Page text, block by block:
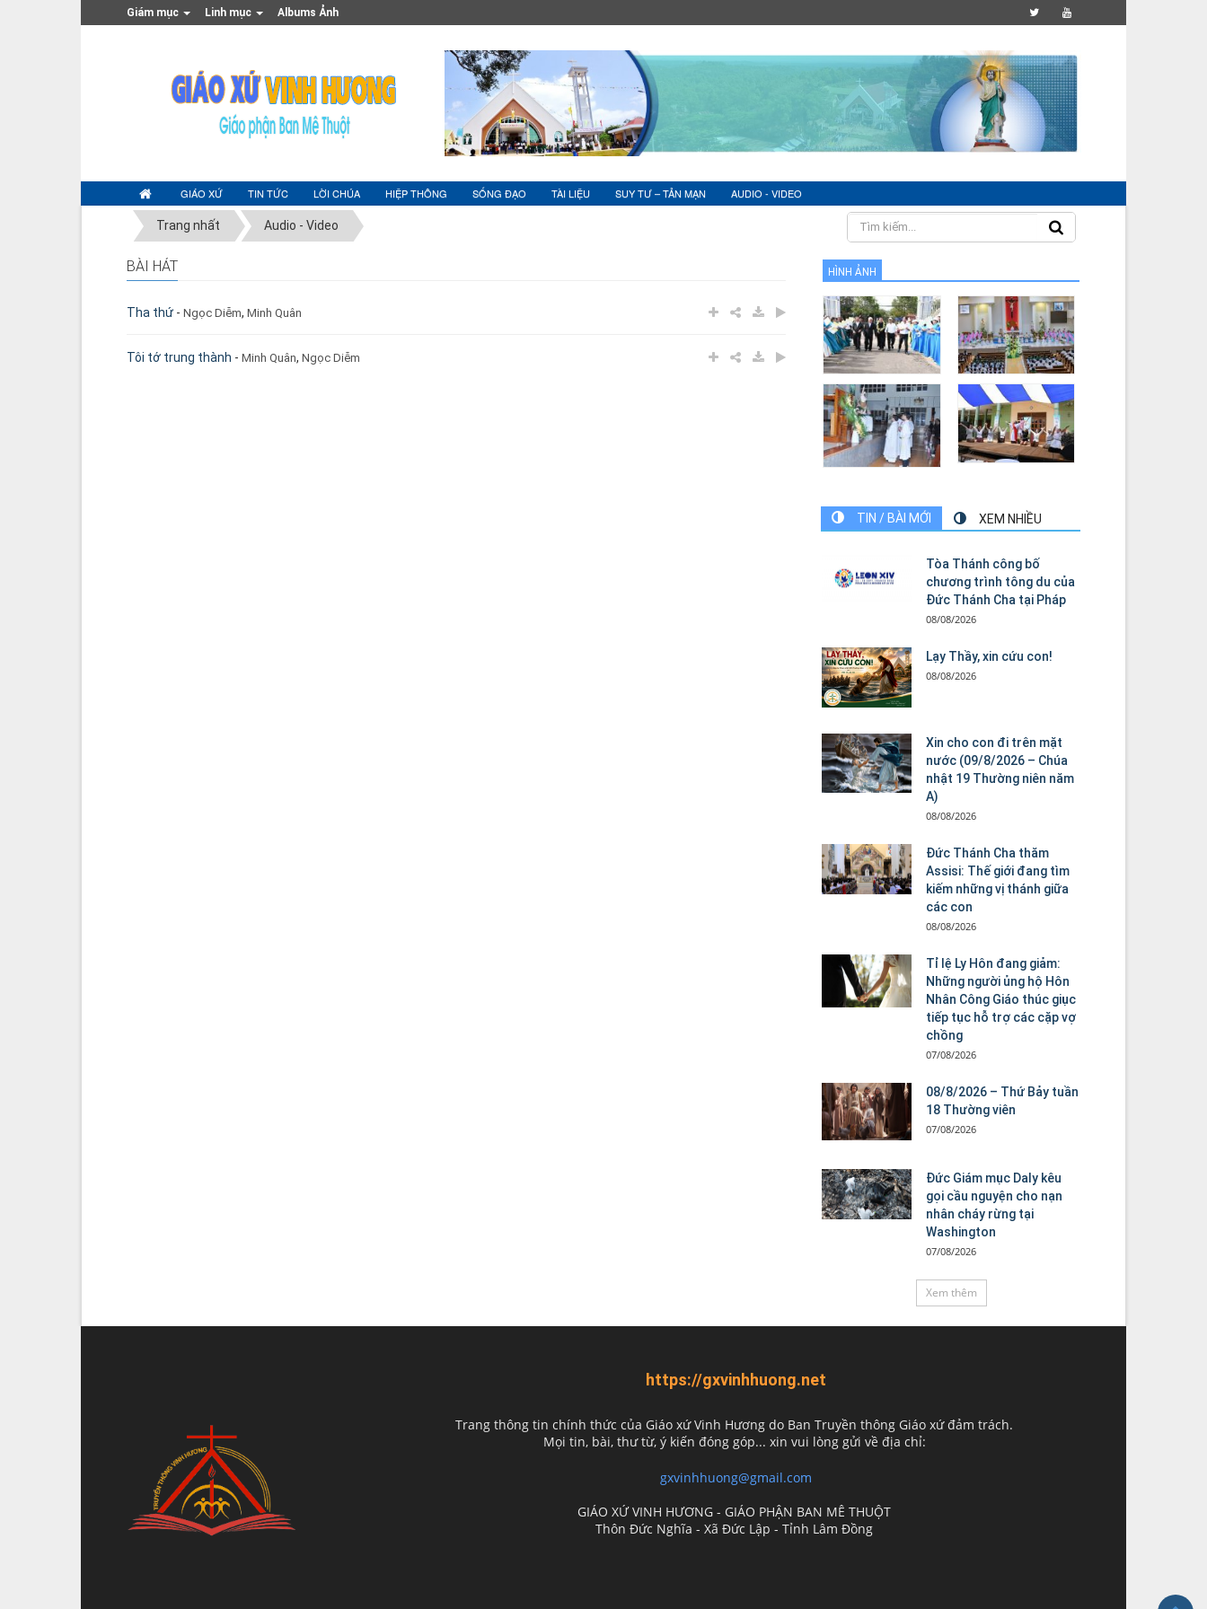
Giám mục Linh mục Albums Ảnh
GIÁO XỨ TIN TỨC LỜI CHÚA HIỆP THÔNG SỐNG ĐẠO TÀI LIỆU SUY TƯ – TẢN MẠN AUDIO - VIDEO
Trang nhất Audio - Video
BÀI HÁT
Tha thứ - Ngọc Diễm, Minh Quân
Tôi tớ trung thành - Minh Quân, Ngọc Diễm
HÌNH ẢNH
TIN / BÀI MỚI XEM NHIỀU
Tòa Thánh công bố
chương trình tông du của
Đức Thánh Cha tại Pháp
08/08/2026
Lạy Thầy, xin cứu con!
08/08/2026
Xin cho con đi trên mặt
nước (09/8/2026 – Chúa
nhật 19 Thường niên năm
A)
08/08/2026
Đức Thánh Cha thăm
Assisi: Thế giới đang tìm
kiếm những vị thánh giữa
các con
08/08/2026
Tỉ lệ Ly Hôn đang giảm:
Những người ủng hộ Hôn
Nhân Công Giáo thúc giục
tiếp tục hỗ trợ các cặp vợ
chồng
07/08/2026
08/8/2026 – Thứ Bảy tuần
18 Thường viên
07/08/2026
Đức Giám mục Daly kêu
gọi cầu nguyện cho nạn
nhân cháy rừng tại
Washington
07/08/2026
Xem thêm
https://gxvinhhuong.net
Trang thông tin chính thức của Giáo xứ Vinh Hương do Ban Truyền thông Giáo xứ đảm trách.
Mọi tin, bài, thư từ, ý kiến đóng góp... xin vui lòng gửi về địa chỉ:
gxvinhhuong@gmail.com
GIÁO XỨ VINH HƯƠNG - GIÁO PHẬN BAN MÊ THUỘT
Thôn Đức Nghĩa - Xã Đức Lập - Tỉnh Lâm Đồng